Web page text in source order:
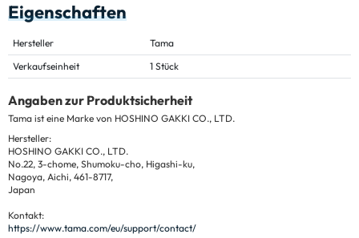
Eigenschaften
Hersteller
Tama
Verkaufseinheit
1 Stück
Angaben zur Produktsicherheit
Tama ist eine Marke von HOSHINO GAKKI CO., LTD.
Hersteller:
HOSHINO GAKKI CO., LTD.
No.22, 3-chome, Shumoku-cho, Higashi-ku,
Nagoya, Aichi, 461-8717,
Japan
Kontakt:
https://www.tama.com/eu/support/contact/